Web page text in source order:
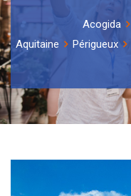
Acogida
Aquitaine
Périgueux